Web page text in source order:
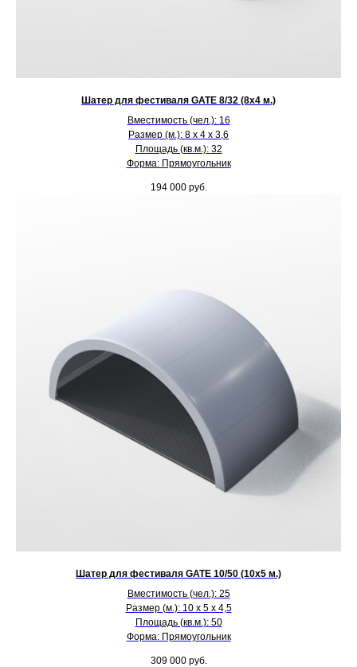
Шатер для фестиваля GATE 8/32 (8х4 м.)
Вместимость (чел.): 16
Размер (м.): 8 х 4 х 3,6
Площадь (кв.м.): 32
Форма: Прямоугольник
194 000 руб.
Шатер для фестиваля GATE 10/50 (10х5 м.)
Вместимость (чел.): 25
Размер (м.): 10 х 5 х 4,5
Площадь (кв.м.): 50
Форма: Прямоугольник
309 000 руб.